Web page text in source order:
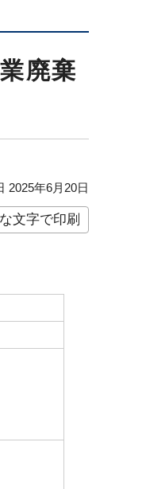
廃棄
年6月20日
文字で印刷